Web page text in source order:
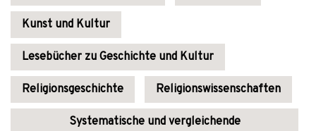
Kunst und Kultur
Lesebücher zu Geschichte und Kultur
Religionsgeschichte Religionswissenschaften
Systematische und vergleichende